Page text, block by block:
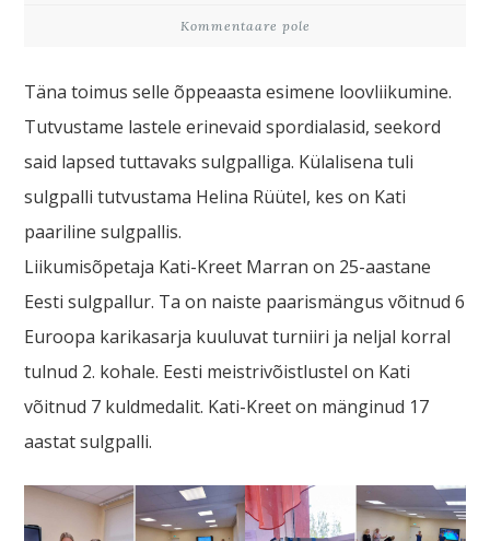
Kommentaare pole
Täna toimus selle õppeaasta esimene loovliikumine.
Tutvustame lastele erinevaid spordialasid, seekord
said lapsed tuttavaks sulgpalliga. Külalisena tuli
sulgpalli tutvustama Helina Rüütel, kes on Kati
paariline sulgpallis.
Liikumisõpetaja Kati-Kreet Marran on 25-aastane
Eesti sulgpallur. Ta on naiste paarismängus võitnud 6
Euroopa karikasarja kuuluvat turniiri ja neljal korral
tulnud 2. kohale. Eesti meistrivõistlustel on Kati
võitnud 7 kuldmedalit. Kati-Kreet on mänginud 17
aastat sulgpalli.